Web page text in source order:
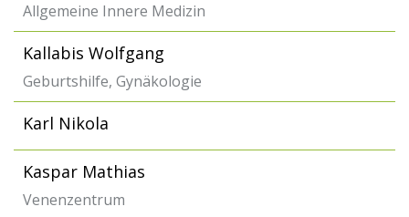
Allgemeine Innere Medizin
Kallabis Wolfgang
Geburtshilfe, Gynäkologie
Karl Nikola
Kaspar Mathias
Venenzentrum